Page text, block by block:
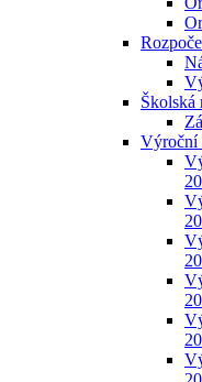
Školská
Výroční